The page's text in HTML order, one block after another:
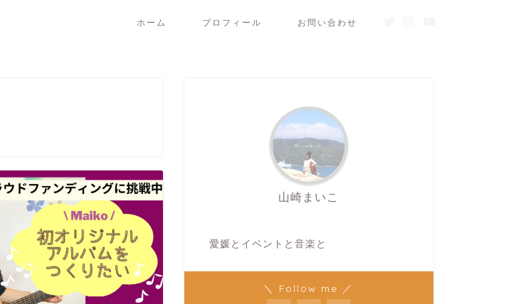
ホーム プロフィール お問い合わせ
山崎まいこ
愛媛とイベントと音楽と
＼ Follow me ／